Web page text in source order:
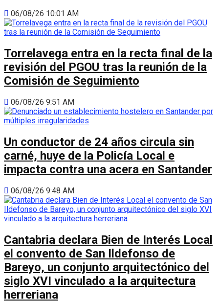
06/08/26 10:01 AM
Torrelavega entra en la recta final de la
revisión del PGOU tras la reunión de la
Comisión de Seguimiento
06/08/26 9:51 AM
Un conductor de 24 años circula sin
carné, huye de la Policía Local e
impacta contra una acera en Santander
06/08/26 9:48 AM
Cantabria declara Bien de Interés Local
el convento de San Ildefonso de
Bareyo, un conjunto arquitectónico del
siglo XVI vinculado a la arquitectura
herreriana